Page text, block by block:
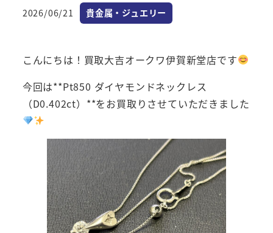
投稿日
2026/06/21 カテゴリー
貴金属・ジュエリー
こんにちは！買取大吉オークワ伊賀新堂店です
今回は**Pt850 ダイヤモンドネックレス
（D0.402ct）**をお買取りさせていただきました